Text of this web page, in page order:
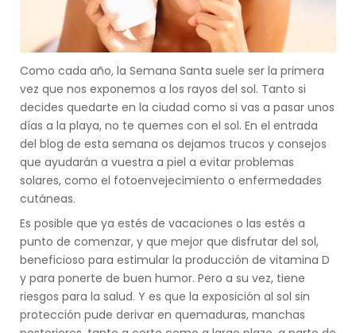
Como cada año, la Semana Santa suele ser la primera
vez que nos exponemos a los rayos del sol. Tanto si
decides quedarte en la ciudad como si vas a pasar unos
días a la playa, no te quemes con el sol. En el entrada
del blog de esta semana os dejamos trucos y consejos
que ayudarán a vuestra a piel a evitar problemas
solares, como el fotoenvejecimiento o enfermedades
cutáneas.
Es posible que ya estés de vacaciones o las estés a
punto de comenzar, y que mejor que disfrutar del sol,
beneficioso para estimular la producción de vitamina D
y para ponerte de buen humor. Pero a su vez, tiene
riesgos para la salud. Y es que la exposición al sol sin
protección pude derivar en quemaduras, manchas